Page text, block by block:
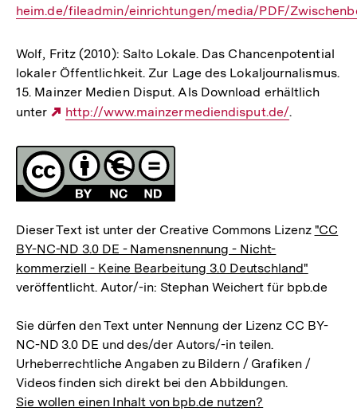
Link:
heim.de/fileadmin/einrichtungen/media/PDF/
Wolf, Fritz (2010): Salto Lokale. Das Chancenpotential
lokaler Öffentlichkeit. Zur Lage des Lokaljournalismus.
15. Mainzer Medien Disput. Als Download erhältlich
unter
Externer
http://www.mainzermediendisput.de/.
Fussnoten
Lizenz
Dieser Text ist unter der Creative Commons Lizenz "CC
BY-NC-ND 3.0 DE - Namensnennung - Nicht-
kommerziell - Keine Bearbeitung 3.0 Deutschland"
veröffentlicht. Autor/-in: Stephan Weichert für bpb.de
Sie dürfen den Text unter Nennung der Lizenz CC BY-
NC-ND 3.0 DE und des/der Autors/-in teilen.
Urheberrechtliche Angaben zu Bildern / Grafiken /
Videos finden sich direkt bei den Abbildungen.
Sie wollen einen Inhalt von bpb.de nutzen?